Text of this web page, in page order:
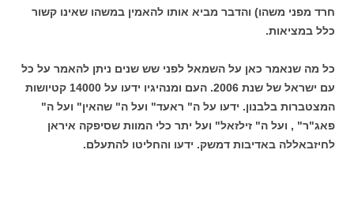
חרד מפני משהו) והדבר מביא אותו להאמין במשהו שאינו קשור
כלל במציאות.
כל מה שנאמר כאן על השמאל לפני שש שנים ניתן להאמר על כל
עם ישראל של שנת 2006. העם ומנהיגיו ידעו על 14000 קטיושות
המצטברות בלבנון. ידעו על ה" ראעד" ועל ה" שהאין" ועל ה"
פאג"ר" , ועל ה" זילזאל" ועל יתר כלי המוות שסיפקה איראן
לחיזבאללה באדיבות דמשק. ידעו והחליטו להתעלם.